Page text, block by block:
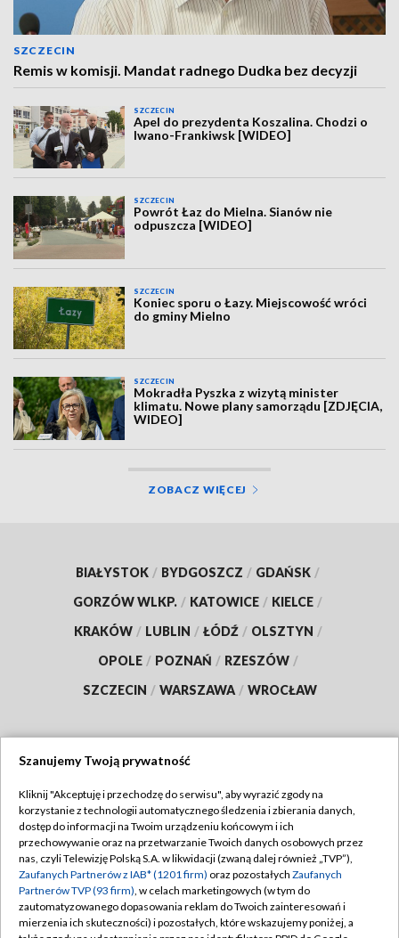
SZCZECIN
Remis w komisji. Mandat radnego Dudka bez decyzji
SZCZECIN
Apel do prezydenta Koszalina. Chodzi o
Iwano-Frankiwsk [WIDEO]
SZCZECIN
Powrót Łaz do Mielna. Sianów nie
odpuszcza [WIDEO]
SZCZECIN
Koniec sporu o Łazy. Miejscowość wróci
do gminy Mielno
SZCZECIN
Mokradła Pyszka z wizytą minister
klimatu. Nowe plany samorządu [ZDJĘCIA,
WIDEO]
ZOBACZ WIĘCEJ
BIAŁYSTOK / BYDGOSZCZ / GDAŃSK /
GORZÓW WLKP. / KATOWICE / KIELCE /
KRAKÓW / LUBLIN / ŁÓDŹ / OLSZTYN /
OPOLE / POZNAŃ / RZESZÓW /
SZCZECIN / WARSZAWA / WROCŁAW
TVP
Abonament TVP
Emisja w TVP
Centrum informacji TVP
Naziemna Telewizja Cyfrowa
Regulamin TVP
Polityka prywatności
Moje zgody
Pomoc
Szanujemy Twoją prywatność
Kliknij "Akceptuję i przechodzę do serwisu", aby wyrazić zgody na
korzystanie z technologii automatycznego śledzenia i zbierania danych,
dostęp do informacji na Twoim urządzeniu końcowym i ich
przechowywanie oraz na przetwarzanie Twoich danych osobowych przez
nas, czyli Telewizję Polską S.A. w likwidacji (zwaną dalej również „TVP”),
Zaufanych Partnerów z IAB* (1201 firm) oraz pozostałych Zaufanych
Partnerów TVP (93 firm), w celach marketingowych (w tym do
zautomatyzowanego dopasowania reklam do Twoich zainteresowań i
mierzenia ich skuteczności) i pozostałych, które wskazujemy poniżej, a